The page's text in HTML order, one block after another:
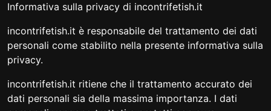
Informativa sulla privacy di incontrifetish.it
incontrifetish.it è responsabile del trattamento dei dati
personali come stabilito nella presente informativa sulla
privacy.
incontrifetish.it ritiene che il trattamento accurato dei
dati personali sia della massima importanza. I dati